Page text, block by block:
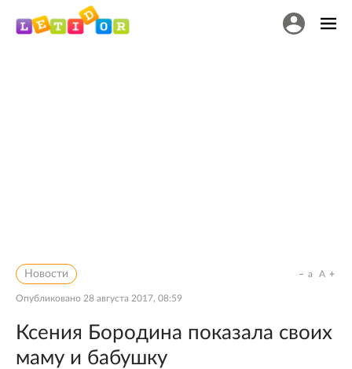
Новости
Опубликовано 28 августа 2017, 08:59
a A
Ксения Бородина показала своих
маму и бабушку